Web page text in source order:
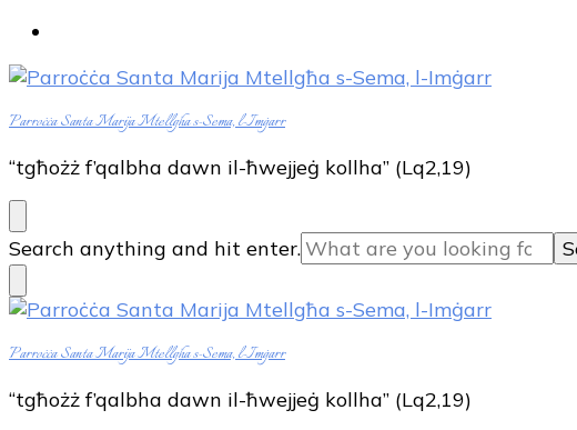
Parroċċa Santa Marija Mtellgħa s-Sema, l-Imġarr
“tgħożż f’qalbha dawn il-ħwejjeġ kollha” (Lq2,19)
Looking
for
Something?
Search anything and hit enter.
Parroċċa Santa Marija Mtellgħa s-Sema, l-Imġarr
“tgħożż f’qalbha dawn il-ħwejjeġ kollha” (Lq2,19)